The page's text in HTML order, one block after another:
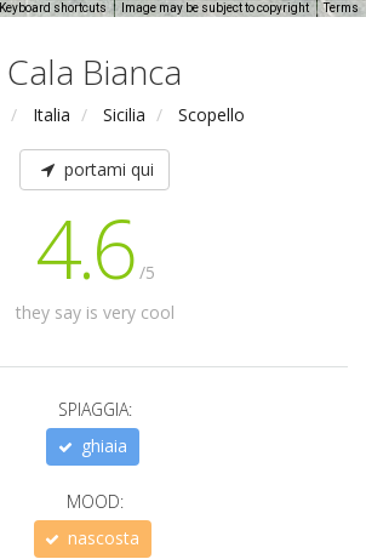
Keyboard shortcuts Image may be subject to copyright Terms
Cala Bianca
Italia Sicilia Scopello
portami qui
4.6 /5
they say is very cool
SPIAGGIA:
ghiaia
MOOD:
nascosta